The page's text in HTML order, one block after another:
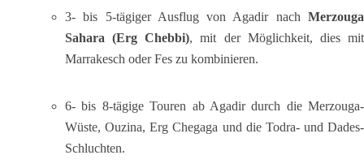
3- bis 5-tägiger Ausflug von Agadir nach Merzouga
Sahara (Erg Chebbi), mit der Möglichkeit, dies mit
Marrakesch oder Fes zu kombinieren.
6- bis 8-tägige Touren ab Agadir durch die Merzouga-
Wüste, Ouzina, Erg Chegaga und die Todra- und Dades-
Schluchten.